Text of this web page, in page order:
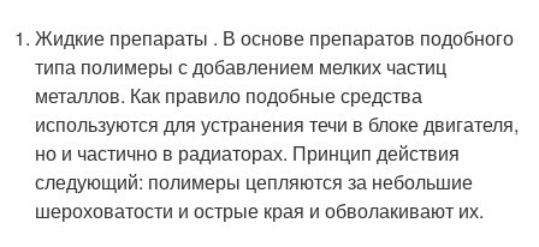
Жидкие препараты . В основе препаратов подобного
типа полимеры с добавлением мелких частиц
металлов. Как правило подобные средства
используются для устранения течи в блоке двигателя,
но и частично в радиаторах. Принцип действия
следующий: полимеры цепляются за небольшие
шероховатости и острые края и обволакивают их.